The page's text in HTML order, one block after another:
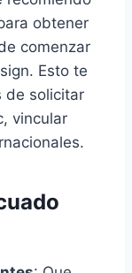
obtener
comenzar
Esto te
de solicitar
vincular